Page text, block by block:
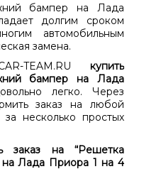
бампер на Лада
долгим сроком
автомобильным
замена.
TEAM.RU купить
бампер на Лада
легко. Через
заказ на любой
несколько простых
заказ на “Решетка
Лада Приора 1 на 4